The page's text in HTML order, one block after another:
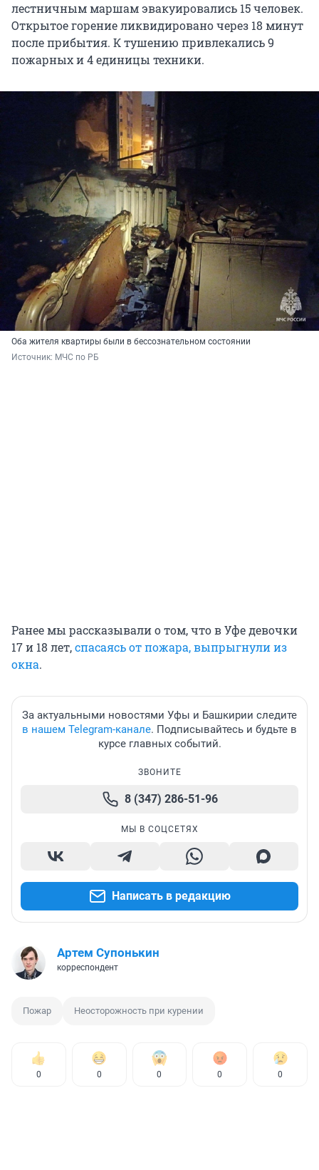
лестничным маршам эвакуировались 15 человек.
Открытое горение ликвидировано через 18 минут
после прибытия. К тушению привлекались 9
пожарных и 4 единицы техники.
Оба жителя квартиры были в бессознательном состоянии
Источник: МЧС по РБ
Ранее мы рассказывали о том, что в Уфе девочки
17 и 18 лет,спасаясь от пожара, выпрыгнули из
окна.
За актуальными новостями Уфы и Башкирии следите
в нашем Telegram-канале. Подписывайтесь и будьте в
курсе главных событий.
ЗВОНИТЕ
8 (347) 286-51-96
МЫ В СОЦСЕТЯХ
Написать в редакцию
Артем Супонькин
корреспондент
Пожар Неосторожность при курении
0 0 0 0 0